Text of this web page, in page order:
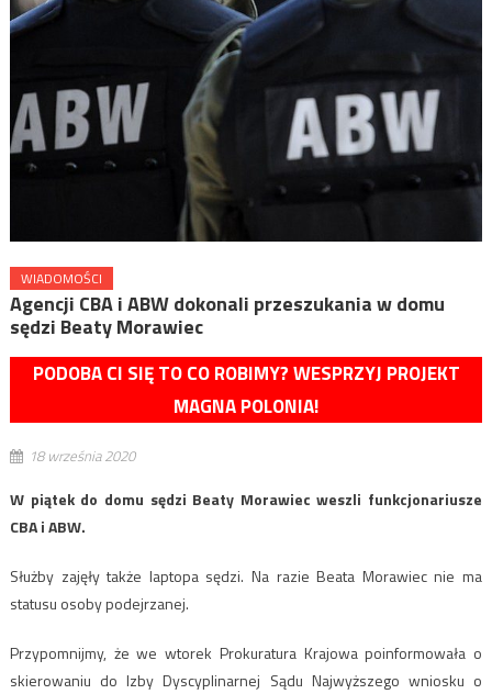
WIADOMOŚCI
Agencji CBA i ABW dokonali przeszukania w domu
sędzi Beaty Morawiec
PODOBA CI SIĘ TO CO ROBIMY? WESPRZYJ PROJEKT
MAGNA POLONIA!
18 września 2020
W piątek do domu sędzi Beaty Morawiec weszli funkcjonariusze
CBA i ABW.
Służby zajęły także laptopa sędzi. Na razie Beata Morawiec nie ma
statusu osoby podejrzanej.
Przypomnijmy, że we wtorek Prokuratura Krajowa poinformowała o
skierowaniu do Izby Dyscyplinarnej Sądu Najwyższego wniosku o